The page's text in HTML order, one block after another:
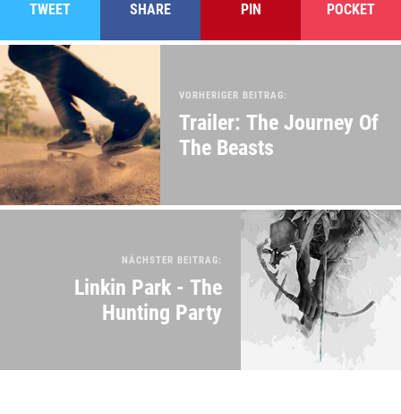
TWEET SHARE PIN POCKET
VORHERIGER BEITRAG:
Trailer: The Journey Of
The Beasts
NÄCHSTER BEITRAG:
Linkin Park - The
Hunting Party